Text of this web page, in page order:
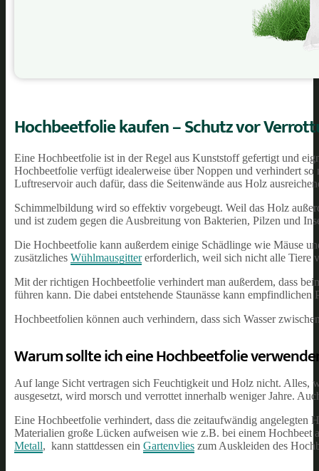
Hochbeetfolie kaufen– Schutz vor
Eine Hochbeetfolie ist in der Regel aus Kunststoff gefertigt und
Hochbeetfolie verfügt idealerweise über Noppen und verhindert
Luftreservoir auch dafür, dass die Seitenwände aus Holz
Schimmelbildung wird so effektiv vorgebeugt. Weil das Holz
und ist zudem gegen die Ausbreitung von Bakterien, Pilzen und
Die Hochbeetfolie kann außerdem einige Schädlinge wie Mäuse
zusätzliches Wühlmausgittererforderlich, weil sich nicht alle Tiere
Mit der richtigen Hochbeetfolie verhindert man außerdem, dass
führen kann. Die dabei entstehende Staunässe kann
Hochbeetfolien können auch verhindern, dass sich Wasser
Warum sollte ich eine Hochbeetfolie
Auf lange Sicht vertragen sich Feuchtigkeit und Holz nicht. Alles,
ausgesetzt, wird morsch und verrottet innerhalb weniger Jahre.
Eine Hochbeetfolie verhindert, dass die zeitaufwändig angelegten
Materialien große Lücken aufweisen wie z.B. bei einem
Metall, kann stattdessen ein Gartenvlies zum Auskleiden des